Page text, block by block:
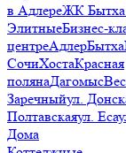
в АдлереЖК Бытха
ЭлитныеБизнес-
центреАдлерБытха
СочиХостаКрасная
полянаДагомыс
Заречныйул.
Полтавскаяул.
Дома